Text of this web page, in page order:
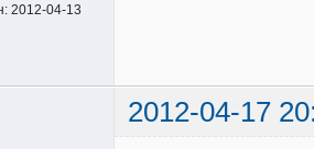
2012-04-13
2012-04-17